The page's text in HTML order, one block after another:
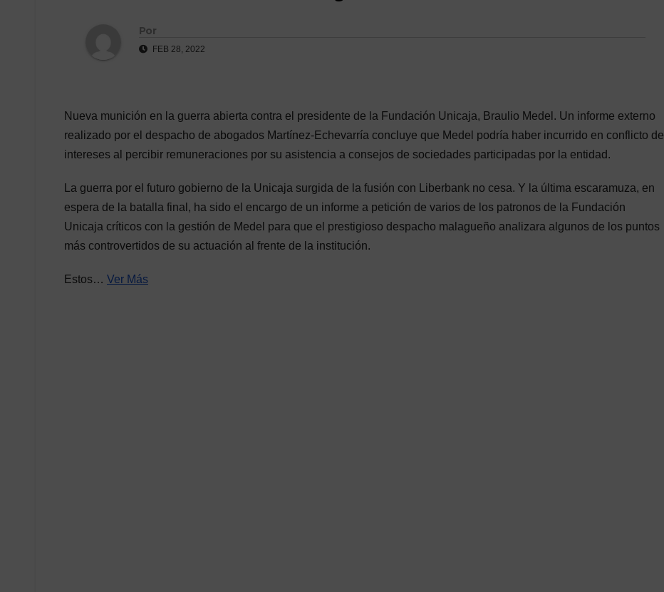
Por
FEB 28, 2022
Nueva munición en la guerra abierta contra el presidente de la Fundación Unicaja, Braulio Medel. Un informe externo
realizado por el despacho de abogados Martínez-Echevarría concluye que Medel podría haber incurrido en conflicto de
intereses al percibir remuneraciones por su asistencia a consejos de sociedades participadas por la entidad.
La guerra por el futuro gobierno de la Unicaja surgida de la fusión con Liberbank no cesa. Y la última escaramuza, en
espera de la batalla final, ha sido el encargo de un informe a petición de varios de los patronos de la Fundación
Unicaja críticos con la gestión de Medel para que el prestigioso despacho malagueño analizara algunos de los puntos
más controvertidos de su actuación al frente de la institución.
Estos… Ver Más